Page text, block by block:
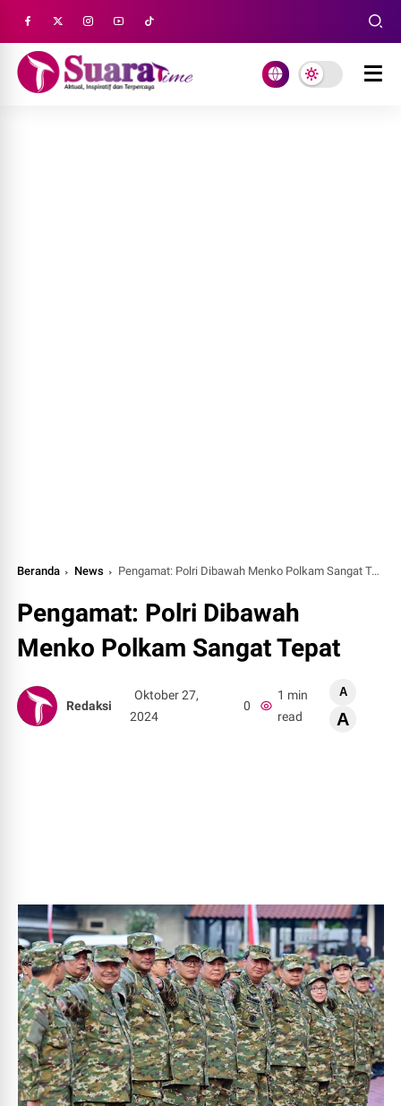
Beranda News Pengamat: Polri Dibawah Menko Polkam Sangat Tepat
Pengamat: Polri Dibawah
Menko Polkam Sangat Tepat
Redaksi
Oktober 27,
2024
0
1 min
read
A
A